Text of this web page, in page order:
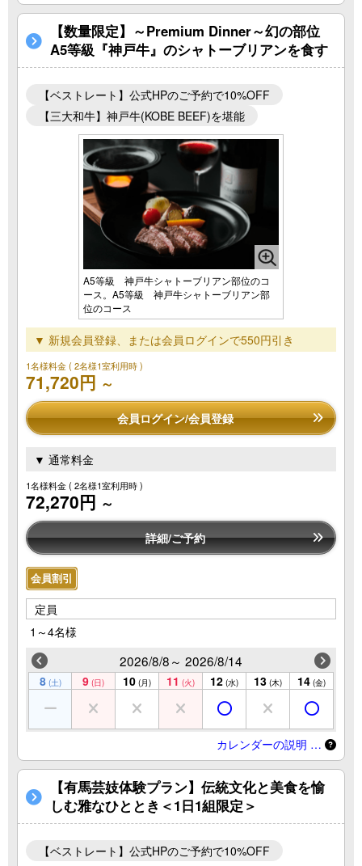
【数量限定】～Premium Dinner～幻の部位
A5等級『神戸牛』のシャトーブリアンを食す
【ベストレート】公式HPのご予約で10%OFF
【三大和牛】神戸牛(KOBE BEEF)を堪能
A5等級 神戸牛シャトーブリアン部位のコ
ース。A5等級 神戸牛シャトーブリアン部
位のコース
▼ 新規会員登録、または会員ログインで550円引き
1名様料金( 2名様1室利用時 )
71,720円 ～
会員ログイン/会員登録
▼ 通常料金
1名様料金( 2名様1室利用時 )
72,270円 ～
詳細/ご予約
会員割引
定員
1～4名様
2026/8/8～ 2026/8/14
8 (土) 9 (日) 10 (月) 11 (火) 12 (水) 13 (木) 14 (金)
カレンダーの説明 …
【有馬芸妓体験プラン】伝統文化と美食を愉
しむ雅なひととき＜1日1組限定＞
【ベストレート】公式HPのご予約で10%OFF